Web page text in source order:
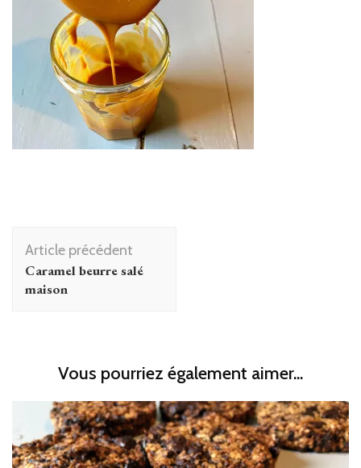
Navigation
d'article
Article précédent
Caramel beurre salé
maison
Vous pourriez également aimer...